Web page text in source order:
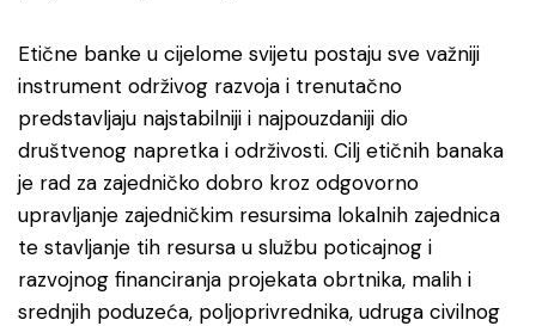
Etične banke u cijelome svijetu postaju sve važniji
instrument održivog razvoja i trenutačno
predstavljaju najstabilniji i najpouzdaniji dio
društvenog napretka i održivosti. Cilj etičnih banaka
je rad za zajedničko dobro kroz odgovorno
upravljanje zajedničkim resursima lokalnih zajednica
te stavljanje tih resursa u službu poticajnog i
razvojnog financiranja projekata obrtnika, malih i
srednjih poduzeća, poljoprivrednika, udruga civilnog